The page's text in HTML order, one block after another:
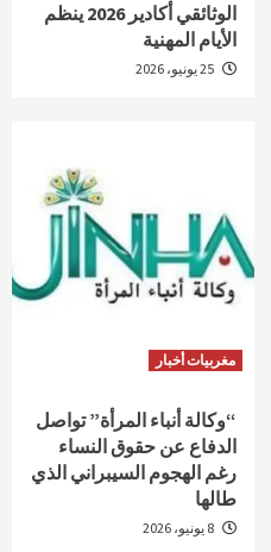
الوثائقي أكادير 2026 ينظم
الأيام المهنية
مغربيات أخبار
“وكالة أنباء المرأة” تواصل
الدفاع عن حقوق النساء
رغم الهجوم السيبراني الذي
طالها